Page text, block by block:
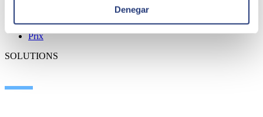
Denegar
Talent
Prix
SOLUTIONS